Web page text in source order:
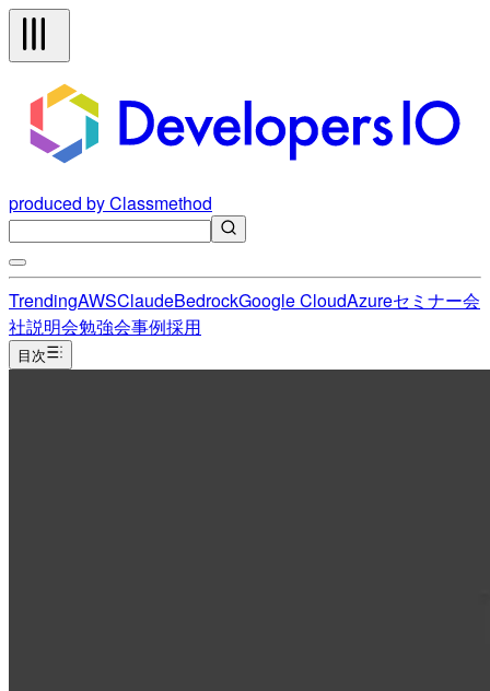
produced by Classmethod
TrendingAWSClaudeBedrockGoogle CloudAzureセミナー会
社説明会勉強会事例採用
目次